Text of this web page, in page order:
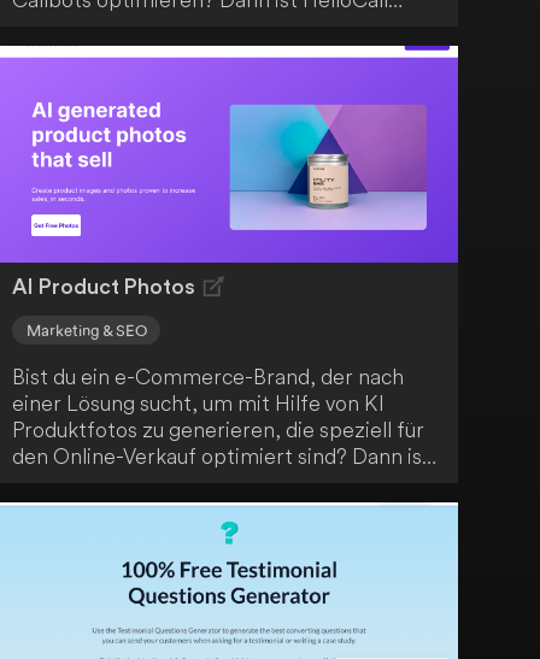
brauchst. Mit HelloCall kannst du die
deinen Kunden rund um die Uhr einen
intelligenten und automatisierten
Kundenservice zu bieten. Eine effektive
Lösung für eine kontinuierliche und
automatisierte Kundenbetreuung.
AI Product Photos
Marketing & SEO
Bist du ein e-Commerce-Brand, der nach
einer Lösung sucht, um mit Hilfe von KI
Produktfotos zu generieren, die speziell für
den Online-Verkauf optimiert sind? Dann ist
dich. Im Gegensatz zu anderen KI-Modellen
werden die Produktbilder hier nicht
verändert, sondern mit dem CreatorKit
Diffusion Model erstellt.